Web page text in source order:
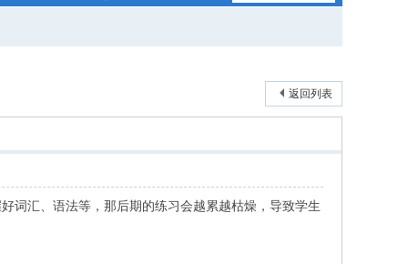
返回列表
词汇、语法等，那后期的练习会越累越枯燥，导致学生